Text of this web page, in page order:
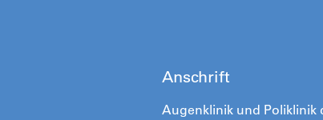
Anschrift
Augenklinik und Poliklinik